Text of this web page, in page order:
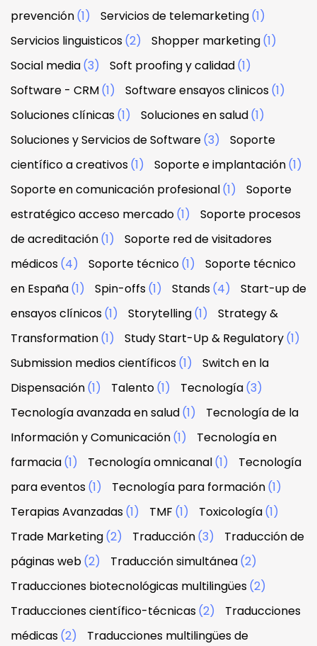
prevención(1) Servicios de telemarketing(1)
Servicios linguisticos(2) Shopper marketing(1)
Social media(3) Soft proofing y calidad(1)
Software - CRM(1) Software ensayos clinicos(1)
Soluciones clínicas(1) Soluciones en salud(1)
Soluciones y Servicios de Software(3)
Soporte
científico a creativos(1) Soporte e implantación(1)
Soporte en comunicación profesional(1)
Soporte
estratégico acceso mercado(1)
Soporte procesos
de acreditación(1)
Soporte red de visitadores
médicos(4) Soporte técnico(1)
Soporte técnico
en España(1) Spin-offs(1) Stands(4)
Start-up de
ensayos clínicos(1) Storytelling(1)
Strategy &
Transformation(1) Study Start-Up & Regulatory(1)
Submission medios científicos(1)
Switch en la
Dispensación(1) Talento(1) Tecnología(3)
Tecnología avanzada en salud(1)
Tecnología de la
Información y Comunicación(1)
Tecnología en
farmacia(1) Tecnología omnicanal(1)
Tecnología
para eventos(1) Tecnología para formación(1)
Terapias Avanzadas(1) TMF (1) Toxicología(1)
Trade Marketing(2) Traducción(3)
Traducción de
páginas web(2) Traducción simultánea(2)
Traducciones biotecnológicas multilingües(2)
Traducciones científico-técnicas(2)
Traducciones
médicas(2)
Traducciones multilingües de